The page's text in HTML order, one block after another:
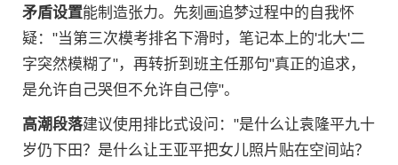
矛盾设置能制造张力。先刻画追梦过程中的自我怀
疑："当第三次模考排名下滑时，笔记本上的'北大'二
字突然模糊了"，再转折到班主任那句"真正的追求，
是允许自己哭但不允许自己停"。
高潮段落建议使用排比式设问："是什么让袁隆平九十
岁仍下田？是什么让王亚平把女儿照片贴在空间站？